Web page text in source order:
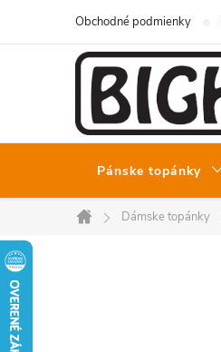
Obchodné podmienky
Pánske topánky
Domov
Dámske topánky